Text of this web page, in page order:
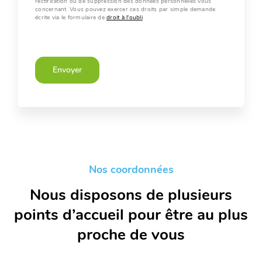
concernant. Vous pouvez exercer ces droits par simple demande
écrite via le formulaire de droit à l'oubli
Envoyer
Nos coordonnées
Nous disposons de plusieurs
points d’accueil pour être au plus
proche de vous